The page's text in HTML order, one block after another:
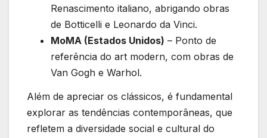
Renascimento italiano, abrigando obras
de Botticelli e Leonardo da ⁢Vinci.
MoMA (Estados Unidos) – Ponto de
referência do art modern, com obras de
Van Gogh e Warhol.
Além de apreciar ⁣os clássicos, é fundamental
explorar as tendências contemporâneas, que ​
refletem a diversidade social⁤ e cultural⁣ do